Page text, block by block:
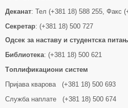
Деканат: Тел (+381 18) 588 255, Факс
Секретар: (+381 18) 500 727
Одсек за наставу и студентска
Библиотека: (+381 18) 500 621
Tоплификациони систем
Пријава кварова (+381 18) 500 693
Служба наплате (+381 18) 500 674